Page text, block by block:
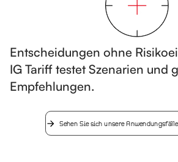
Entscheidungen ohne
IG Tariff testet Szenarien und
Empfehlungen.
Sehen Sie sich unsere